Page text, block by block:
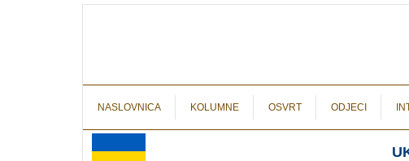
NASLOVNICA KOLUMNE OSVRT ODJECI